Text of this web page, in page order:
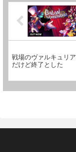
戦場のヴァルキュリ
だけど終了とした